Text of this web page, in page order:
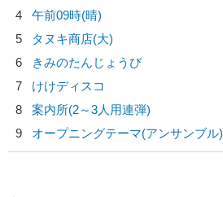
4
午前09時(晴)
5
タヌキ商店(大)
6
きみのたんじょうび
7
けけディスコ
8
案内所(2～3人用連弾)
9
オープニングテーマ(アンサンブル)